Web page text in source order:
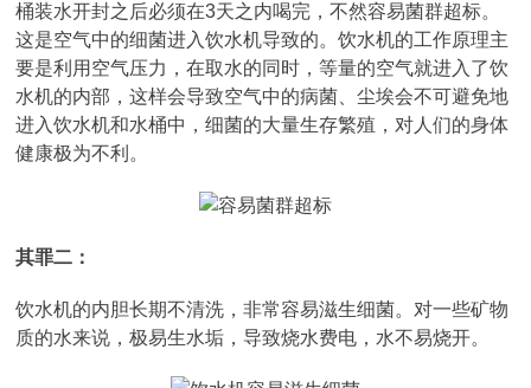
桶装水开封之后必须在3天之内喝完，不然容易菌群超标。
这是空气中的细菌进入饮水机导致的。饮水机的工作原理主
要是利用空气压力，在取水的同时，等量的空气就进入了饮
水机的内部，这样会导致空气中的病菌、尘埃会不可避免地
进入饮水机和水桶中，细菌的大量生存繁殖，对人们的身体
健康极为不利。
其罪二：
饮水机的内胆长期不清洗，非常容易滋生细菌。对一些矿物
质的水来说，极易生水垢，导致烧水费电，水不易烧开。